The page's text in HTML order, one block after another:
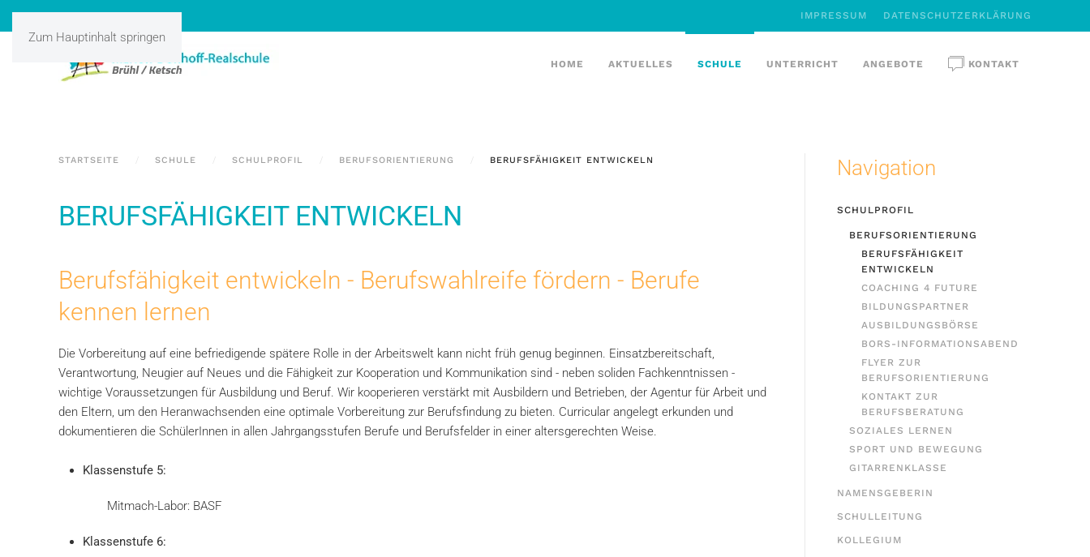
Zum Hauptinhalt springen
IMPRESSUM DATENSCHUTZERKLÄRUNG
HOME AKTUELLES SCHULE UNTERRICHT ANGEBOTE KONTAKT
STARTSEITE SCHULE SCHULPROFIL BERUFSORIENTIERUNG BERUFSFÄHIGKEIT ENTWICKELN
BERUFSFÄHIGKEIT ENTWICKELN
Berufsfähigkeit entwickeln - Berufswahlreife fördern - Berufe
kennen lernen
Die Vorbereitung auf eine befriedigende spätere Rolle in der Arbeitswelt kann nicht früh genug beginnen. Einsatzbereitschaft,
Verantwortung, Neugier auf Neues und die Fähigkeit zur Kooperation und Kommunikation sind - neben soliden Fachkenntnissen -
wichtige Voraussetzungen für Ausbildung und Beruf. Wir kooperieren verstärkt mit Ausbildern und Betrieben, der Agentur für Arbeit und
den Eltern, um den Heranwachsenden eine optimale Vorbereitung zur Berufsfindung zu bieten. Curricular angelegt erkunden und
dokumentieren die SchülerInnen in allen Jahrgangsstufen Berufe und Berufsfelder in einer altersgerechten Weise.
Klassenstufe 5:
Mitmach-Labor: BASF
Klassenstufe 6:
Navigation
SCHULPROFIL
BERUFSORIENTIERUNG
BERUFSFÄHIGKEIT
ENTWICKELN
COACHING 4 FUTURE
BILDUNGSPARTNER
AUSBILDUNGSBÖRSE
BORS-INFORMATIONSABEND
FLYER ZUR
BERUFSORIENTIERUNG
KONTAKT ZUR
BERUFSBERATUNG
SOZIALES LERNEN
SPORT UND BEWEGUNG
GITARRENKLASSE
NAMENSGEBERIN
SCHULLEITUNG
KOLLEGIUM